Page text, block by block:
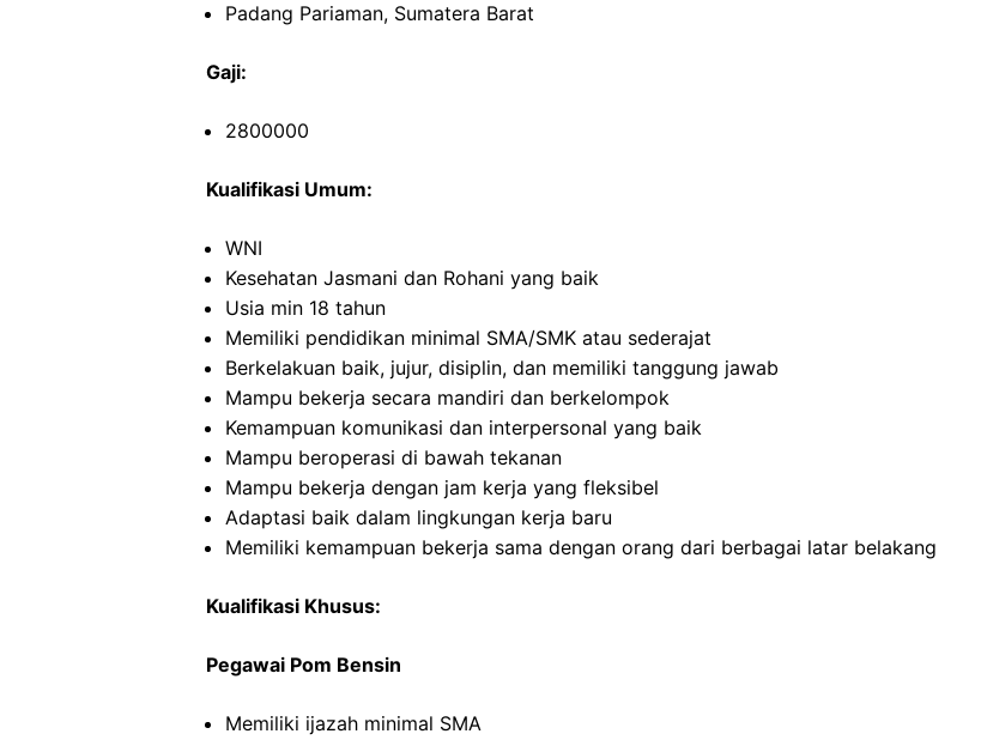
Padang Pariaman, Sumatera Barat
Gaji:
2800000
Kualifikasi Umum:
WNI
Kesehatan Jasmani dan Rohani yang baik
Usia min 18 tahun
Memiliki pendidikan minimal SMA/SMK atau sederajat
Berkelakuan baik, jujur, disiplin, dan memiliki tanggung jawab
Mampu bekerja secara mandiri dan berkelompok
Kemampuan komunikasi dan interpersonal yang baik
Mampu beroperasi di bawah tekanan
Mampu bekerja dengan jam kerja yang fleksibel
Adaptasi baik dalam lingkungan kerja baru
Memiliki kemampuan bekerja sama dengan orang dari berbagai latar belakang
Kualifikasi Khusus:
Pegawai Pom Bensin
Memiliki ijazah minimal SMA